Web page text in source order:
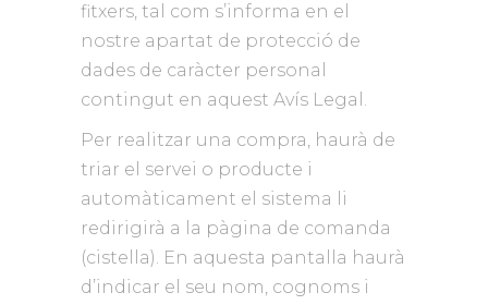
fitxers, tal com s’informa en el
nostre apartat de protecció de
dades de caràcter personal
contingut en aquest Avís Legal.
Per realitzar una compra, haurà de
triar el servei o producte i
automàticament el sistema li
redirigirà a la pàgina de comanda
(cistella). En aquesta pantalla haurà
d’indicar el seu nom, cognoms i